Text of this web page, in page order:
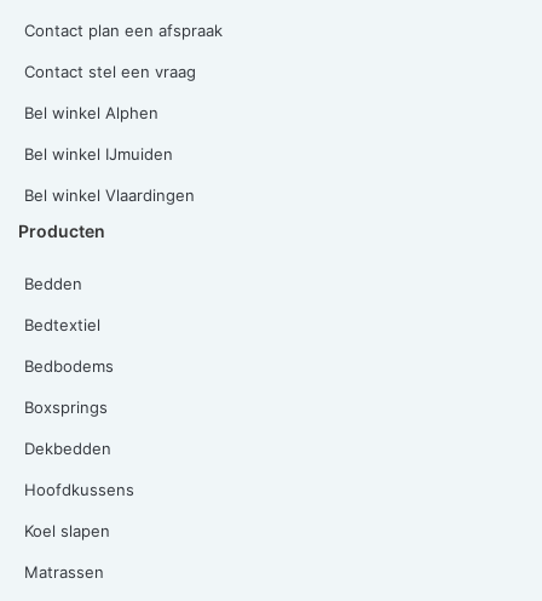
Contact plan een afspraak
Contact stel een vraag
Bel winkel Alphen
Bel winkel IJmuiden
Bel winkel Vlaardingen
Producten
Bedden
Bedtextiel
Bedbodems
Boxsprings
Dekbedden
Hoofdkussens
Koel slapen
Matrassen